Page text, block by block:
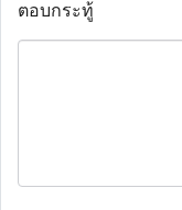
ตอบกระทู้